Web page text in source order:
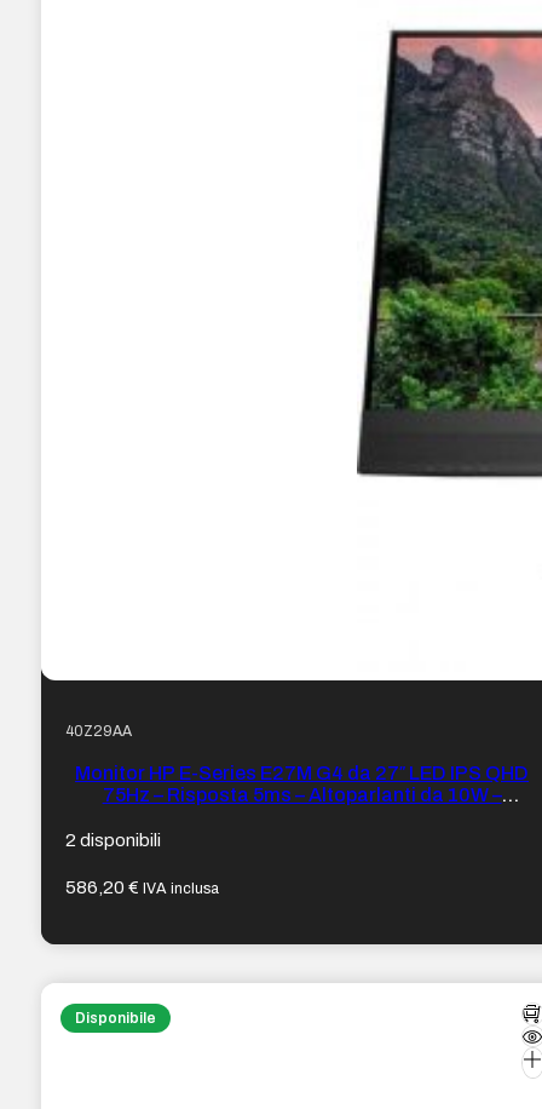
40Z29AA
Monitor HP E-Series E27M G4 da 27″ LED IPS QHD
75Hz – Risposta 5ms – Altoparlanti da 10W –
Displayport, RJ-45, USB-C 65W – Webcam – VESA
2 disponibili
586,20€ IVA inclusa
Disponibile